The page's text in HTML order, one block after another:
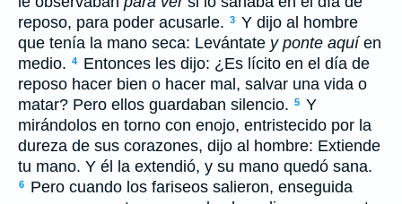
reposo, para poder acusarle. 3 Y dijo al hombre
que tenía la mano seca: Levántate y ponte aquíen
medio. 4
Entonces les dijo: ¿Es lícito en el día de
reposo hacer bien o hacer mal, salvar una vida o
matar? Pero ellos guardaban silencio. 5 Y
mirándolos en torno con enojo, entristecido por la
dureza de sus corazones, dijo al hombre: Extiende
tu mano. Y él la extendió, y su mano quedó sana.
6
Pero cuando los fariseos salieron, enseguida